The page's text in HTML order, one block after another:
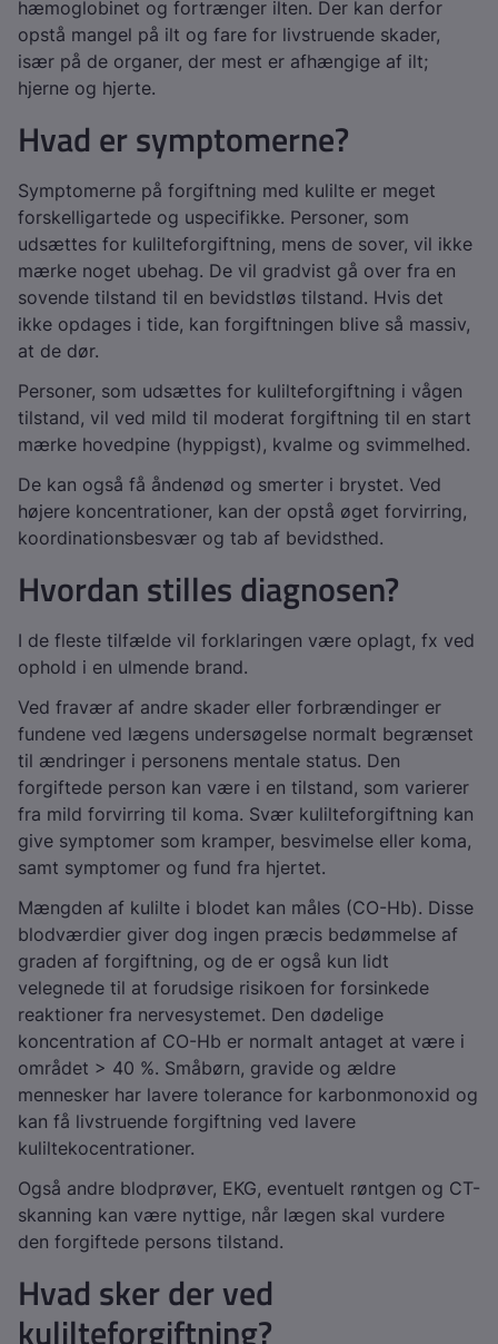
hæmoglobinet og fortrænger ilten. Der kan derfor
opstå mangel på ilt og fare for livstruende skader,
især på de organer, der mest er afhængige af ilt;
hjerne og hjerte.
Hvad er symptomerne?
Symptomerne på forgiftning med kulilte er meget
forskelligartede og uspecifikke. Personer, som
udsættes for kulilteforgiftning, mens de sover, vil ikke
mærke noget ubehag. De vil gradvist gå over fra en
sovende tilstand til en bevidstløs tilstand. Hvis det
ikke opdages i tide, kan forgiftningen blive så massiv,
at de dør.
Personer, som udsættes for kulilteforgiftning i vågen
tilstand, vil ved mild til moderat forgiftning til en start
mærke hovedpine (hyppigst), kvalme og svimmelhed.
De kan også få åndenød og smerter i brystet. Ved
højere koncentrationer, kan der opstå øget forvirring,
koordinationsbesvær og tab af bevidsthed.
Hvordan stilles diagnosen?
I de fleste tilfælde vil forklaringen være oplagt, fx ved
ophold i en ulmende brand.
Ved fravær af andre skader eller forbrændinger er
fundene ved lægens undersøgelse normalt begrænset
til ændringer i personens mentale status. Den
forgiftede person kan være i en tilstand, som varierer
fra mild forvirring til koma. Svær kulilteforgiftning kan
give symptomer som kramper, besvimelse eller koma,
samt symptomer og fund fra hjertet.
Mængden af kulilte i blodet kan måles (CO-Hb). Disse
blodværdier giver dog ingen præcis bedømmelse af
graden af forgiftning, og de er også kun lidt
velegnede til at forudsige risikoen for forsinkede
reaktioner fra nervesystemet. Den dødelige
koncentration af CO-Hb er normalt antaget at være i
området > 40 %. Småbørn, gravide og ældre
mennesker har lavere tolerance for karbonmonoxid og
kan få livstruende forgiftning ved lavere
kuliltekocentrationer.
Også andre blodprøver, EKG, eventuelt røntgen og CT-
skanning kan være nyttige, når lægen skal vurdere
den forgiftede persons tilstand.
Hvad sker der ved
kulilteforgiftning?